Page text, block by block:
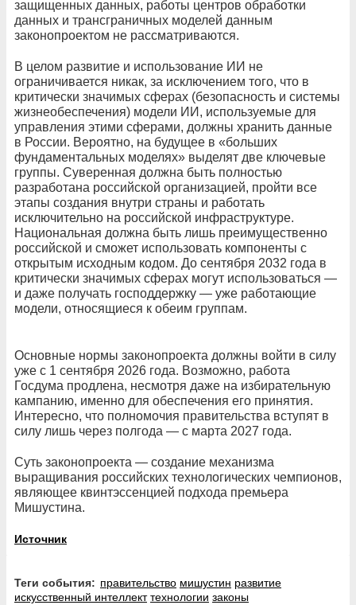
защищенных данных, работы центров обработки
данных и трансграничных моделей данным
законопроектом не рассматриваются.
В целом развитие и использование ИИ не
ограничивается никак, за исключением того, что в
критически значимых сферах (безопасность и системы
жизнеобеспечения) модели ИИ, используемые для
управления этими сферами, должны хранить данные
в России. Вероятно, на будущее в «больших
фундаментальных моделях» выделят две ключевые
группы. Суверенная должна быть полностью
разработана российской организацией, пройти все
этапы создания внутри страны и работать
исключительно на российской инфраструктуре.
Национальная должна быть лишь преимущественно
российской и сможет использовать компоненты с
открытым исходным кодом. До сентября 2032 года в
критически значимых сферах могут использоваться —
и даже получать господдержку — уже работающие
модели, относящиеся к обеим группам.
Основные нормы законопроекта должны войти в силу
уже с 1 сентября 2026 года. Возможно, работа
Госдума продлена, несмотря даже на избирательную
кампанию, именно для обеспечения его принятия.
Интересно, что полномочия правительства вступят в
силу лишь через полгода — с марта 2027 года.
Суть законопроекта — создание механизма
выращивания российских технологических чемпионов,
являющее квинтэссенцией подхода премьера
Мишустина.
Источник
Теги события: правительство мишустин развитие
искусственный интеллект технологии законы